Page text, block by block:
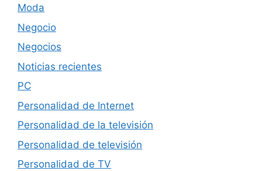
Moda
Negocio
Negocios
Noticias recientes
PC
Personalidad de Internet
Personalidad de la televisión
Personalidad de televisión
Personalidad de TV